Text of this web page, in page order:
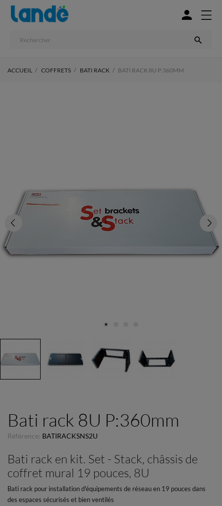


ACCUEIL COFFRETS BATI RACK BATI RACK 8U P:360MM
Bati rack 8U P:360mm
Référence: BATIRACKSNS2U
Bati rack en kit. Set - Stack, châssis de
coffret mural 19 pouces, 8U
Bati rack pour installation d'équipements de réseau en 19 pouces dans
des espaces sécurisés et bien ventilés